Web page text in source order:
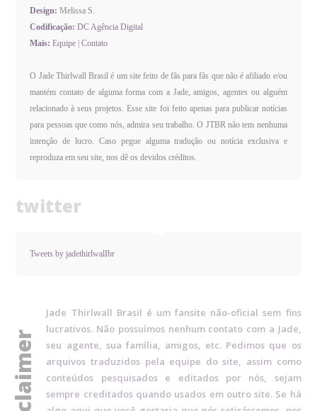
Design: Melissa S.
Codificação: DC Agência Digital
Mais: Equipe |Contato
O Jade Thirlwall Brasil é um site feito de fãs para fãs que não é afiliado e/ou
mantém contato de alguma forma com a Jade, amigos, agentes ou alguém
relacionado à seus projetos. Esse site foi feito apenas para publicar notícias
para pessoas que como nós, admira seu trabalho. O JTBR não tem nenhuma
intenção de lucro. Caso pegue alguma tradução ou notícia exclusiva e
reproduza em seu site, nos dê os devidos créditos.
twitter
Tweets by jadethirlwalIbr
disclaimer
Jade Thirlwall Brasil é um fansite não-oficial sem fins
lucrativos. Não possuímos nenhum contato com a Jade,
seu agente, sua família, amigos, etc. Pedimos que os
arquivos traduzidos pela equipe do site, assim como
conteúdos pesquisados e editados por nós, sejam
sempre creditados quando usados em outro site. Se há